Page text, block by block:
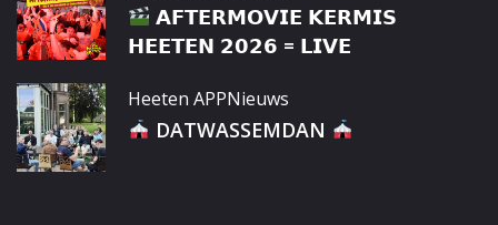
𝗔𝗙𝗧𝗘𝗥𝗠𝗢𝗩𝗜𝗘 𝗞𝗘𝗥𝗠𝗜𝗦
𝗛𝗘𝗘𝗧𝗘𝗡 𝟮𝟬𝟮𝟲 = 𝗟𝗜𝗩𝗘
Heeten APPNieuws
DATWASSEMDAN